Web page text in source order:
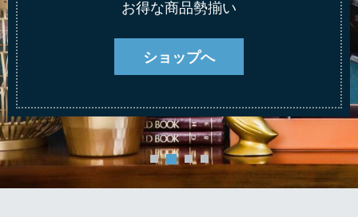
お得な商品勢揃い
ショップへ